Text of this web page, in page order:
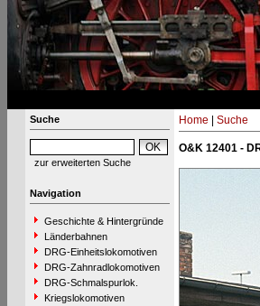
Suche
zur erweiterten Suche
Navigation
Geschichte & Hintergründe
Länderbahnen
DRG-Einheitslokomotiven
DRG-Zahnradlokomotiven
DRG-Schmalspurlok.
Kriegslokomotiven
Home Suche
O&K 12401 -